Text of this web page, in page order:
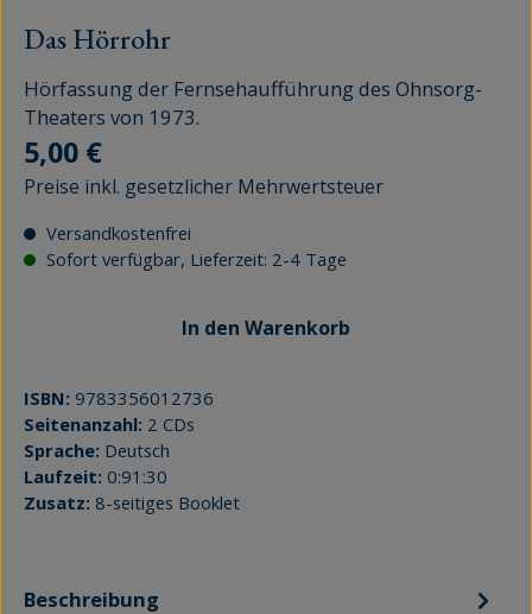
Das Hörrohr
Hörfassung der Fernsehaufführung des Ohnsorg-
Theaters von 1973.
Regulärer Preis:
5,00 €
Preise inkl. gesetzlicher Mehrwertsteuer
Versandkostenfrei
Sofort verfügbar, Lieferzeit: 2-4 Tage
In den Warenkorb
ISBN: 9783356012736
Seitenanzahl: 2 CDs
Sprache: Deutsch
Laufzeit: 0:91:30
Zusatz: 8-seitiges Booklet
Beschreibung